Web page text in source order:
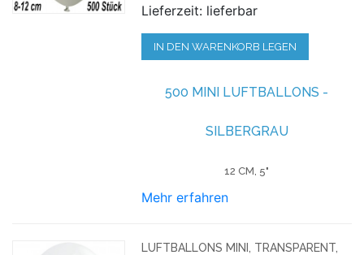
Lieferzeit: lieferbar
IN DEN WARENKORB LEGEN
500 MINI LUFTBALLONS -
SILBERGRAU
12 CM, 5"
Mehr erfahren
LUFTBALLONS MINI, TRANSPARENT,